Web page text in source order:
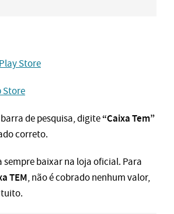
Store
Store
de pesquisa, digite“Caixa Tem”
correto.
sempre baixar na loja oficial. Para
TEM, não é cobrado nenhum valor,